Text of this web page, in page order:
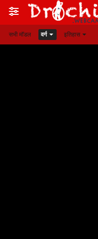
सभी मॉडल वर्ग इतिहास